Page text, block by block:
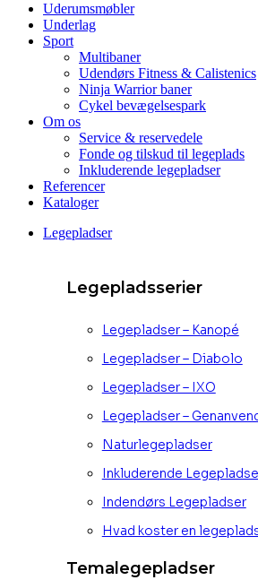
Uderumsmøbler
Underlag
Sport
Multibaner
Udendørs Fitness & Calistenics
Ninja Warrior baner
Cykel bevægelsespark
Om os
Service & reservedele
Fonde og tilskud til legeplads
Inkluderende legepladser
Referencer
Kataloger
Legepladser
Legepladsserier
Legepladser – Kanopé
Legepladser – Diabolo
Legepladser – IXO
Legepladser –
Naturlegepladser
Inkluderende
Indendørs Legepladser
Hvad koster en
Temalegepladser